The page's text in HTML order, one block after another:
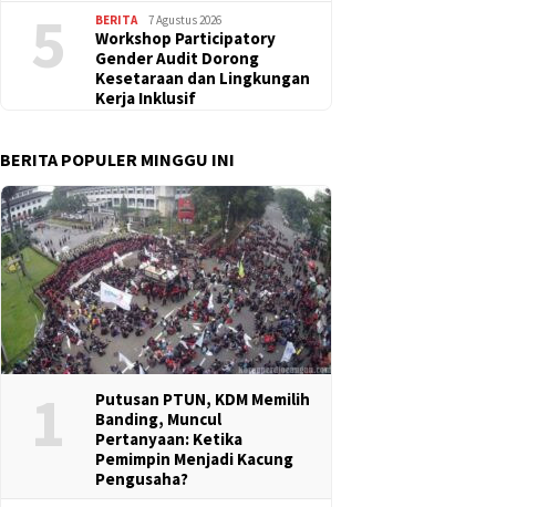
5 BERITA 7 Agustus 2026
Workshop Participatory
Gender Audit Dorong
Kesetaraan dan Lingkungan
Kerja Inklusif
BERITA POPULER MINGGU INI
1
Putusan PTUN, KDM Memilih
Banding, Muncul
Pertanyaan: Ketika
Pemimpin Menjadi Kacung
Pengusaha?